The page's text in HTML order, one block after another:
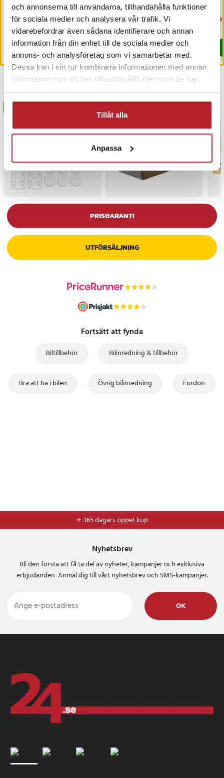
och annonserna till användarna, tillhandahålla funktioner
för sociala medier och analysera vår trafik. Vi
vidarebefordrar även sådana identifierare och annan
information från din enhet till de sociala medier och
annons- och analysföretag som vi samarbetar med.
Dessa kan i sin tur kombinera informationen med annan
information som du har tillhandahållit eller som de har
Tillåt alla
Anpassa
Pris :229 kr
229 kr
I lager, levereras inom 1-2 vardagar
Köp
Nuvarande pris:
79 krTidigare pris:99 kr
79 kr 99 kr
I lager, levereras inom 1-2 vardagar
Köp
Senast besökta
PRISGARANTI
UTFÖRSÄLJNING
Fortsätt att fynda
Biltillbehör Bilinredning & tillbehör
Bra att ha i bilen Övrig bilinredning Fordon
⭐ 365 dagars öppet köp
⭐Frakt 49kr *
Nyhetsbrev
Bli den första att få ta del av nyheter, kampanjer och exklusiva
erbjudanden Anmäl dig till vårt nyhetsbrev och SMS-kampanjer.
OK